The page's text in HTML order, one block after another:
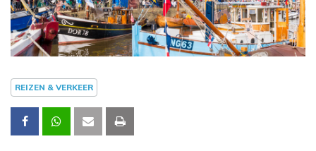
REIZEN & VERKEER